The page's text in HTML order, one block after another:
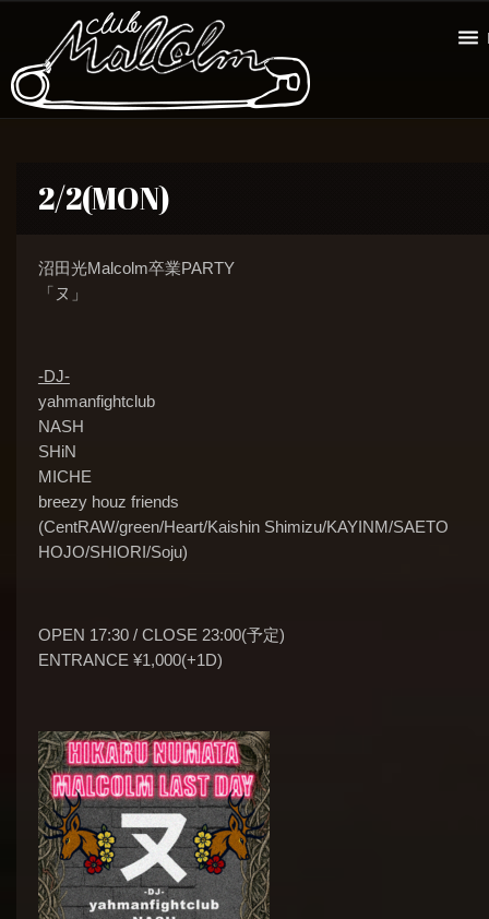
2/2(MON)
沼田光Malcolm卒業PARTY
「ヌ」
-DJ-
yahmanfightclub
NASH
SHiN
MICHE
breezy houz friends
(CentRAW/green/Heart/Kaishin Shimizu/KAYINM/SAETO
HOJO/SHIORI/Soju)
OPEN 17:30 / CLOSE 23:00(予定)
ENTRANCE ¥1,000(+1D)